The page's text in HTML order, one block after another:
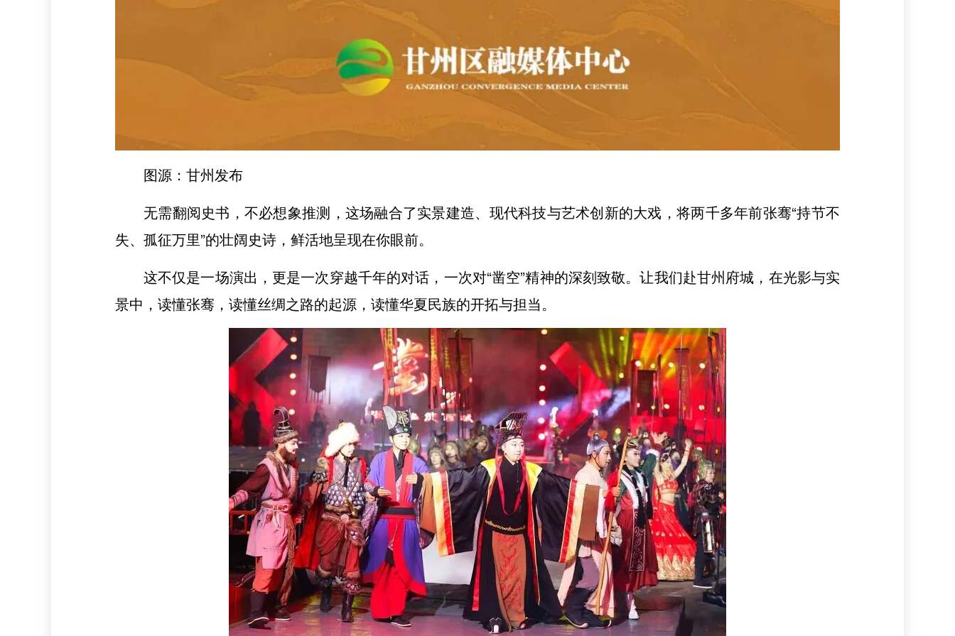
图源：甘州发布
无需翻阅史书，不必想象推测，这场融合了实景建造、现代科技与艺术创新的大戏，将两千多年前张骞“持节不
失、孤征万里”的壮阔史诗，鲜活地呈现在你眼前。
这不仅是一场演出，更是一次穿越千年的对话，一次对“凿空”精神的深刻致敬。让我们赴甘州府城，在光影与实
景中，读懂张骞，读懂丝绸之路的起源，读懂华夏民族的开拓与担当。